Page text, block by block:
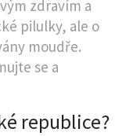
zdravím a
pilulky, ale o
moudře.
se a
republice?